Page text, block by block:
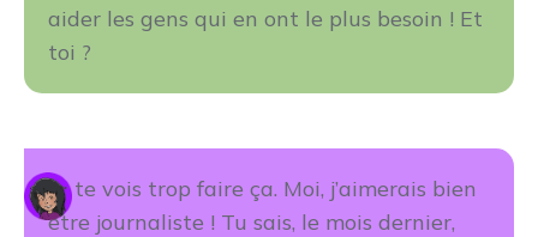
aider les gens qui en ont le plus besoin ! Et
toi ?
Je te vois trop faire ça. Moi, j’aimerais bien
être journaliste ! Tu sais, le mois dernier,